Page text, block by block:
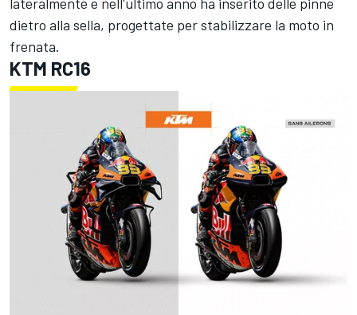
dietro alla sella, progettate per stabilizzare la moto in
frenata.
KTM RC16